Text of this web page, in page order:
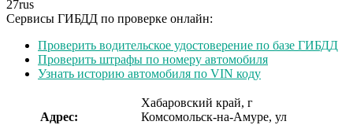
27rus
Сервисы ГИБДД по проверке онлайн:
Проверить водительское удостоверение по базе ГИБДД
Проверить штрафы по номеру автомобиля
Узнать историю автомобиля по VIN коду
Адрес:
Хабаровский край, г
Комсомольск-на-Амуре, ул